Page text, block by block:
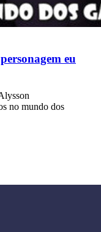
eu
no mundo dos